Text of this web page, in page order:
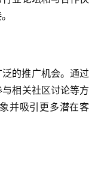
的推广机会。通过
相关社区讨论等方
并吸引更多潜在客